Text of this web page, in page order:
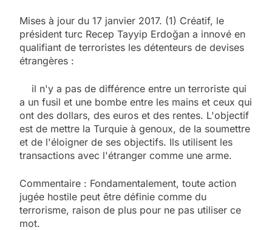
Mises à jour du 17 janvier 2017. (1) Créatif, le
président turc Recep Tayyip Erdoğan a innové en
qualifiant de terroristes les détenteurs de devises
étrangères :
il n'y a pas de différence entre un terroriste qui
a un fusil et une bombe entre les mains et ceux qui
ont des dollars, des euros et des rentes. L'objectif
est de mettre la Turquie à genoux, de la soumettre
et de l'éloigner de ses objectifs. Ils utilisent les
transactions avec l'étranger comme une arme.
Commentaire : Fondamentalement, toute action
jugée hostile peut être définie comme du
terrorisme, raison de plus pour ne pas utiliser ce
mot.